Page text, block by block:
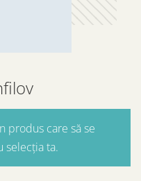
produs care să se
selecția ta.